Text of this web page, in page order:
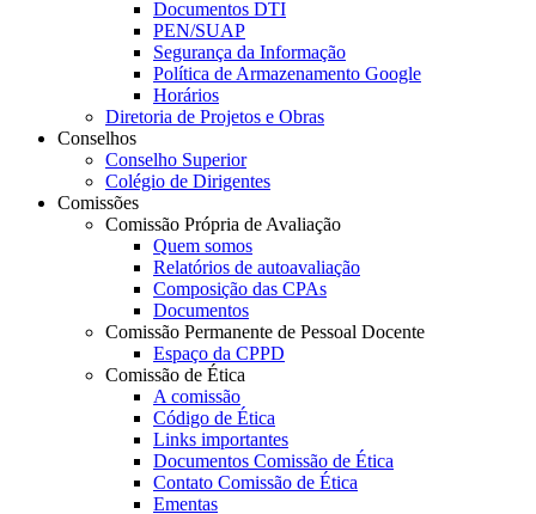
Documentos DTI
PEN/SUAP
Segurança da Informação
Política de Armazenamento Google
Horários
Diretoria de Projetos e Obras
Conselhos
Conselho Superior
Colégio de Dirigentes
Comissões
Comissão Própria de Avaliação
Quem somos
Relatórios de autoavaliação
Composição das CPAs
Documentos
Comissão Permanente de Pessoal Docente
Espaço da CPPD
Comissão de Ética
A comissão
Código de Ética
Links importantes
Documentos Comissão de Ética
Contato Comissão de Ética
Ementas